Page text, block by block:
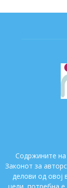
Содржините
Законот за
делови од овој